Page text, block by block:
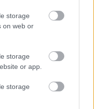
storage
on web or
storage
or app.
storage
για να βάλει
του στην ολοένα
της πρωτεύουσας.
και έξτρα
χαλαρά
σου. Το μενού